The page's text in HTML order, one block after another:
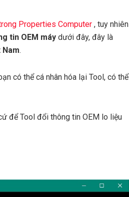
Properties Computer , tuy nhiên
tin OEM máy dưới đây, đây là
Nam.
có thể cá nhân hóa lại Tool, có thể
để Tool đổi thông tin OEM lo liệu